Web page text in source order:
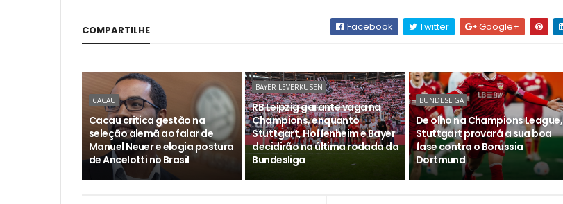
COMPARTILHE Facebook Twitter Google+
CACAU
Cacau critica gestão na
seleção alemã ao falar de
Manuel Neuer e elogia postura
de Ancelotti no Brasil
BAYER LEVERKUSEN
RB Leipzig garante vaga na
Champions, enquanto
Stuttgart, Hoffenheim e Bayer
decidirão na última rodada da
Bundesliga
BUNDESLIGA
De olho na Champions League,
Stuttgart provará a sua boa
fase contra o Borussia
Dortmund